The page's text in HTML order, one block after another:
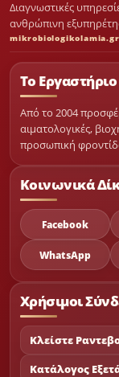
Διαγνωστικές
ανθρώπινη
mikrobiologikolamia.gr
Το
Από το 2004
αιματολογικές,
προσωπική
Κοινωνικά
Facebook
WhatsApp
Χρήσιμοι
Κλείστε
Κατάλογος